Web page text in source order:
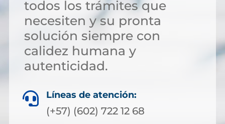
todos los trámites que
necesiten y su pronta
solución siempre con
calidez humana y
autenticidad.
 Líneas de atención:
(+57) (602) 722 12 68